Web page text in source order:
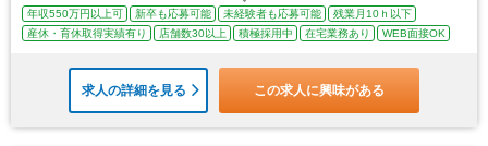
年収550万円以上可 新卒も応募可能 未経験者も応募可能
残業月10ｈ以下
産休・育休取得実績有り
店舗数30以上 積極採用中 在宅業務あり WEB面接OK
求人の詳細を見る この求人に興味がある